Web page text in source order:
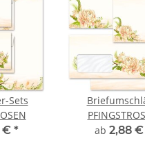
Sets
€ *
ab 2,88